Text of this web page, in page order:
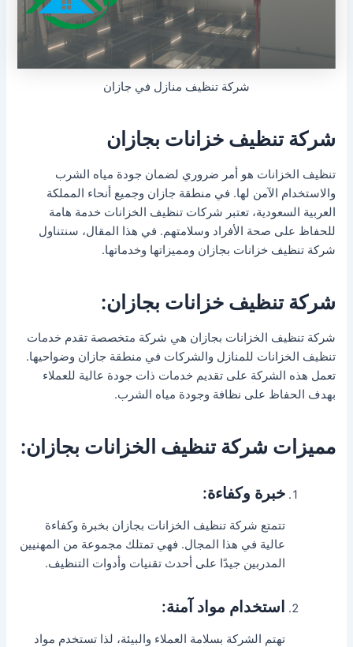
شركة تنظيف منازل في جازان
شركة تنظيف خزانات بجازان
تنظيف الخزانات هو أمر ضروري لضمان جودة مياه الشرب
والاستخدام الآمن لها. في منطقة جازان وجميع أنحاء المملكة
العربية السعودية، تعتبر شركات تنظيف الخزانات خدمة هامة
للحفاظ على صحة الأفراد وسلامتهم. في هذا المقال، سنتناول
شركة تنظيف خزانات بجازان ومميزاتها وخدماتها.
شركة تنظيف خزانات بجازان:
شركة تنظيف الخزانات بجازان هي شركة متخصصة تقدم خدمات
تنظيف الخزانات للمنازل والشركات في منطقة جازان وضواحيها.
تعمل هذه الشركة على تقديم خدمات ذات جودة عالية للعملاء
بهدف الحفاظ على نظافة وجودة مياه الشرب.
مميزات شركة تنظيف الخزانات بجازان:
خبرة وكفاءة:
تتمتع شركة تنظيف الخزانات بجازان بخبرة وكفاءة
عالية في هذا المجال. فهي تمتلك مجموعة من المهنيين
المدربين جيدًا على أحدث تقنيات وأدوات التنظيف.
استخدام مواد آمنة:
تهتم الشركة بسلامة العملاء والبيئة، لذا تستخدم مواد